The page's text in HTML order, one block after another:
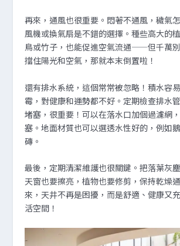
再來，通風也很重要。悶著不通風，穢氣
風機或換氣扇是不錯的選擇。種些高大的
鳥或竹子，也能促進空氣流通——但千萬
擋住陽光和空氣，那就本末倒置啦！
還有排水系統，這個常常被忽略！積水容
霉，對健康和運勢都不好。定期檢查排水
堵塞，很重要！可以在落水口加個過濾網
塞。地面材質也可以選透水性好的，例如
磚。
最後，定期清潔維護也很關鍵。把落葉灰
天窗也要擦亮，植物也要修剪，保持乾燥
來，天井不再是困擾，而是舒適、健康又
活空間！